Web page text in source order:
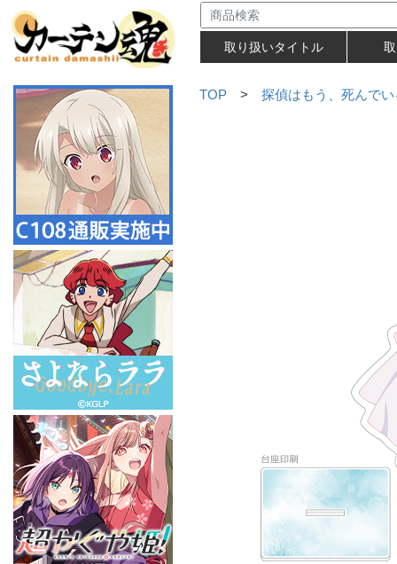
取り扱いタイトル
TOP > 探偵はもう、死んで